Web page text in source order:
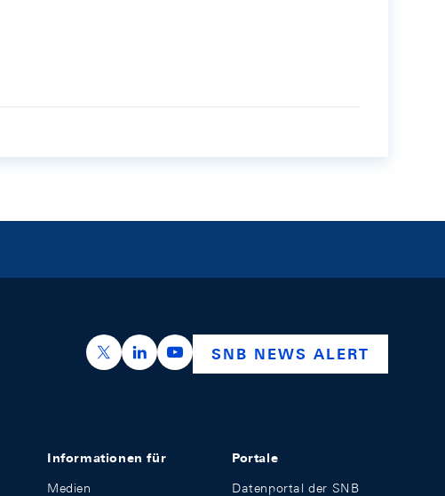
https://x.com/snb_bns
https://ch.linkedin.com/company/swiss-
https://www.youtube.com/
SNB NEWS ALERT
Informationen für
Medien
Portale
Datenportal der SNB